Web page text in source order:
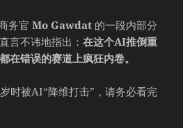
务官Mo Gawdat 的一段内部分
言不讳地指出：在这个AI推倒重
在错误的赛道上疯狂内卷。
时被AI“降维打击”，请务必看完